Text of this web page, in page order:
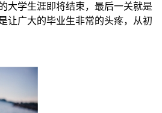
大学生涯即将结束，最后一关就是
让广大的毕业生非常的头疼，从初